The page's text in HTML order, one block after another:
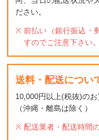
ださい。
前払い（銀行振込・
すのでご注意下さい。
送料・配送につい
10,000円以上(税抜)の
（沖縄・離島は除く）
配送業者・配送時間